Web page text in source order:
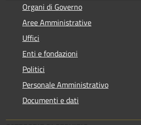
Organi di Governo
Aree Amministrative
Uffici
Enti e fondazioni
Politici
Personale Amministrativo
Documenti e dati